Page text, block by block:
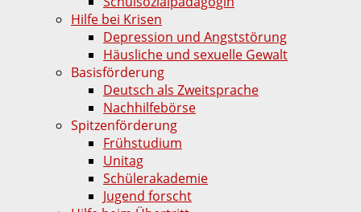
Hilfe bei Krisen
Depression und Angststörung
Häusliche und sexuelle Gewalt
Basisförderung
Deutsch als Zweitsprache
Nachhilfebörse
Spitzenförderung
Frühstudium
Unitag
Schülerakademie
Jugend forscht